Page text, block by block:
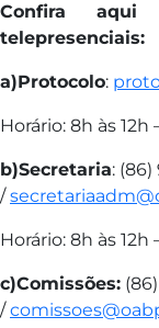
Confira aqui
telepresenciais:
a)Protocolo:
Horário: 8h às 12h
b)Secretaria:
/
Horário: 8h às 12h
c)Comissões:
/